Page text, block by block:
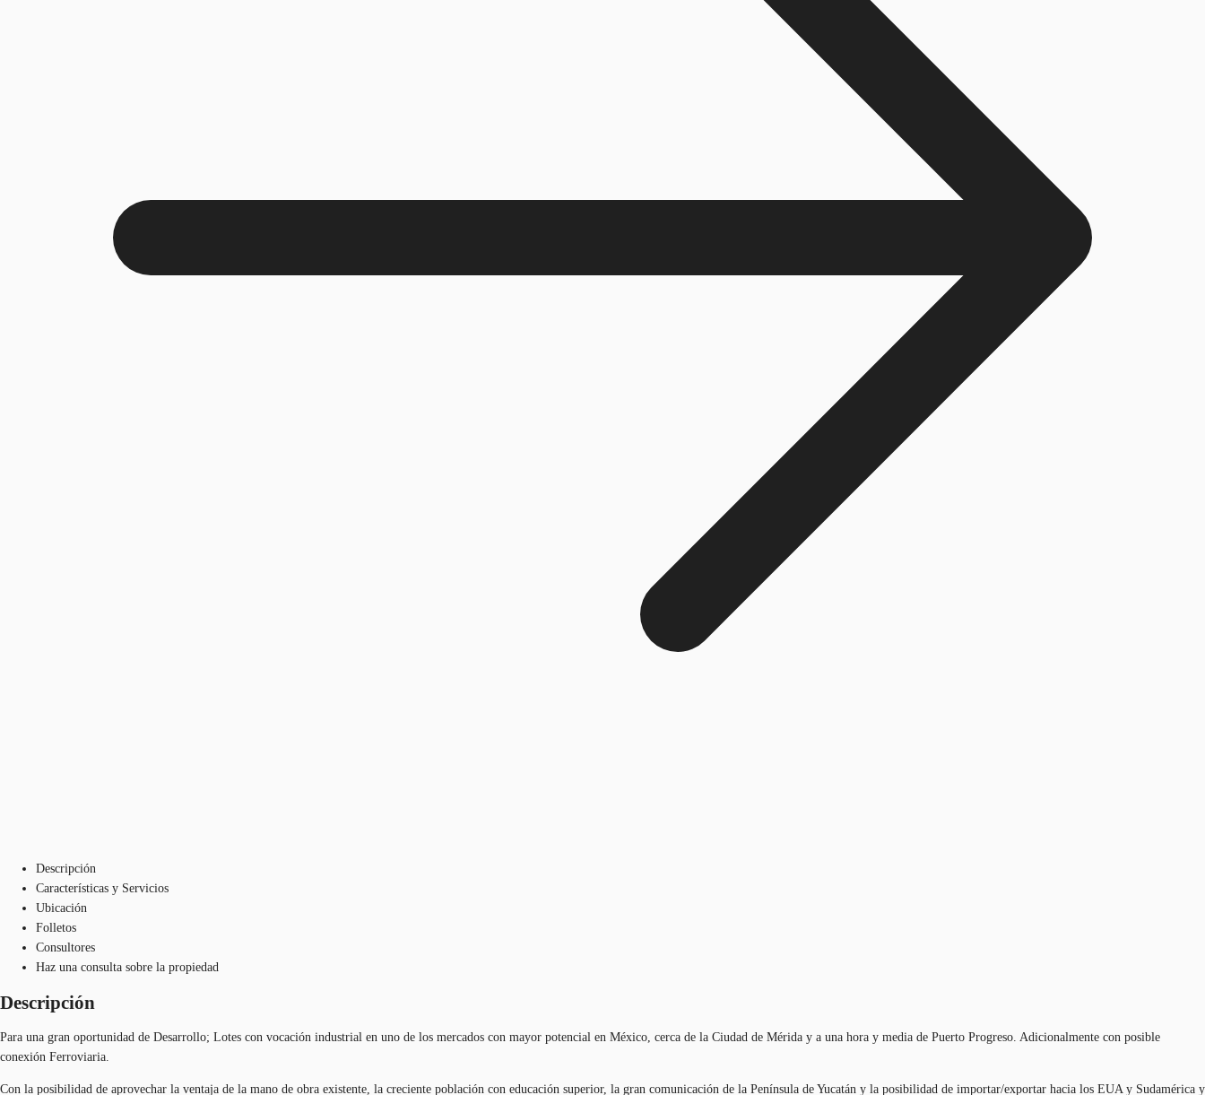
Descripción
Características y Servicios
Ubicación
Folletos
Consultores
Haz una consulta sobre la propiedad
Descripción
Para una gran oportunidad de Desarrollo; Lotes con vocación industrial en uno de los mercados con mayor potencial en México, cerca de la Ciudad de Mérida y a una hora y media de Puerto Progreso. Adicionalmente con posible
conexión Ferroviaria.
Con la posibilidad de aprovechar la ventaja de la mano de obra existente, la creciente población con educación superior, la gran comunicación de la Península de Yucatán y la posibilidad de importar/exportar hacia los EUA y Sudamérica y